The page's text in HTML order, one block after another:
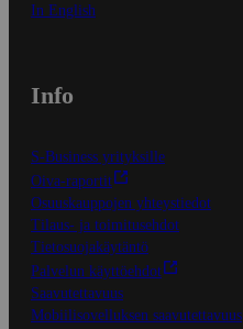
In English
Info
S-Business yrityksille
Oiva-raportit
Osuuskauppojen yhteystiedot
Tilaus- ja toimitusehdot
Tietosuojakäytäntö
Palvelun käyttöehdot
Saavutettavuus
Mobiilisovelluksen saavutettavuus